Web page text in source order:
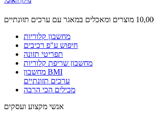
מחשבון קלוריות
חיפוש ע"פ רכיבים
תפריטי תזונה
מחשבון שריפת קלוריות
מחשבון BMI
ערכים תזונתיים
מכילים הכי הרבה
אנשי מקצוע ועסקים